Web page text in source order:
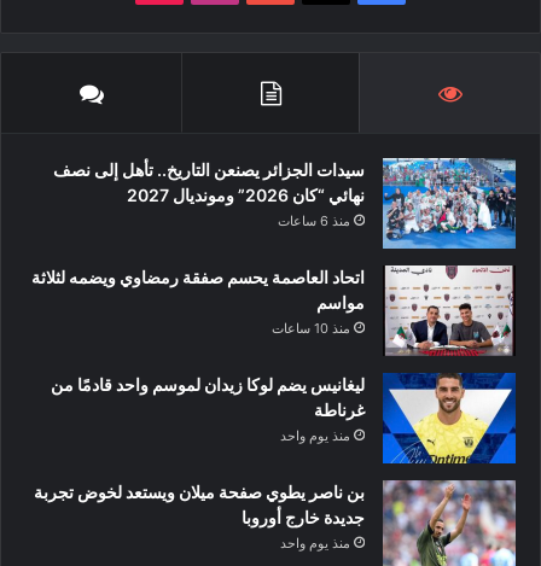
سيدات الجزائر يصنعن التاريخ.. تأهل إلى نصف
نهائي “كان 2026” ومونديال 2027
منذ 6 ساعات
اتحاد العاصمة يحسم صفقة رمضاوي ويضمه لثلاثة
مواسم
منذ 10 ساعات
ليغانيس يضم لوكا زيدان لموسم واحد قادمًا من
غرناطة
منذ يوم واحد
بن ناصر يطوي صفحة ميلان ويستعد لخوض تجربة
جديدة خارج أوروبا
منذ يوم واحد